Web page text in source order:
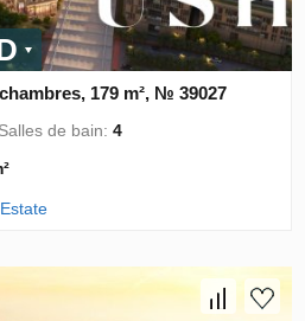
179 m², № 39027
Salles de bain:4